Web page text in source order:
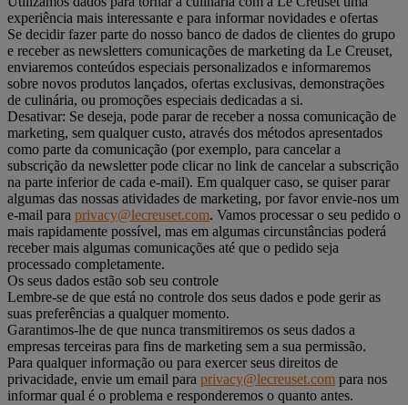
experiência mais interessante e para informar novidades e ofertas
Se decidir fazer parte do nosso banco de dados de clientes do grupo
e receber as newsletters comunicações de marketing da Le Creuset,
enviaremos conteúdos especiais personalizados e informaremos
sobre novos produtos lançados, ofertas exclusivas, demonstrações
de culinária, ou promoções especiais dedicadas a si.
Desativar: Se deseja, pode parar de receber a nossa comunicação de
marketing, sem qualquer custo, através dos métodos apresentados
como parte da comunicação (por exemplo, para cancelar a
subscrição da newsletter pode clicar no link de cancelar a subscrição
na parte inferior de cada e-mail). Em qualquer caso, se quiser parar
algumas das nossas atividades de marketing, por favor envie-nos um
e-mail para privacy@lecreuset.com. Vamos processar o seu pedido o
mais rapidamente possível, mas em algumas circunstâncias poderá
receber mais algumas comunicações até que o pedido seja
processado completamente.
Os seus dados estão sob seu controle
Lembre-se de que está no controle dos seus dados e pode gerir as
suas preferências a qualquer momento.
Garantimos-lhe de que nunca transmitiremos os seus dados a
empresas terceiras para fins de marketing sem a sua permissão.
Para qualquer informação ou para exercer seus direitos de
privacidade, envie um email para privacy@lecreuset.com para nos
informar qual é o problema e responderemos o quanto antes.